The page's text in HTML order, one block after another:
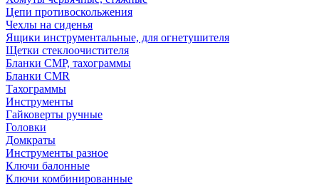
Цепи противоскольжения
Чехлы на сиденья
Ящики инструментальные, для огнетушителя
Щетки стеклоочистителя
Бланки СМР, тахограммы
Бланки CMR
Тахограммы
Инструменты
Гайковерты ручные
Головки
Домкраты
Инструменты разное
Ключи балонные
Ключи комбинированные